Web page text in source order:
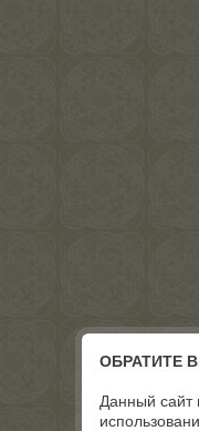
ОБРАТИТЕ
Данный сайт